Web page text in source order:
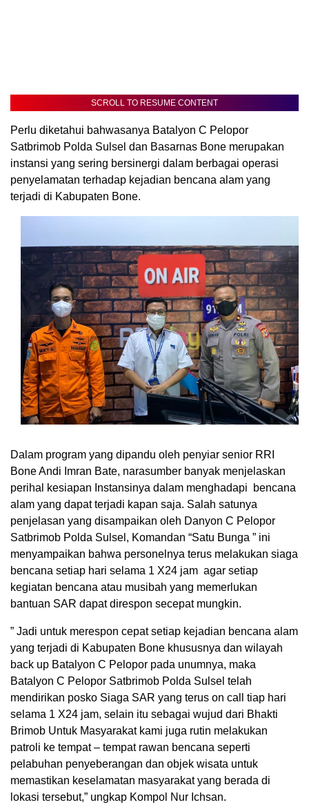
SCROLL TO RESUME CONTENT
Perlu diketahui bahwasanya Batalyon C Pelopor
Satbrimob Polda Sulsel dan Basarnas Bone merupakan
instansi yang sering bersinergi dalam berbagai operasi
penyelamatan terhadap kejadian bencana alam yang
terjadi di Kabupaten Bone.
Dalam program yang dipandu oleh penyiar senior RRI
Bone Andi Imran Bate, narasumber banyak menjelaskan
perihal kesiapan Instansinya dalam menghadapi bencana
alam yang dapat terjadi kapan saja. Salah satunya
penjelasan yang disampaikan oleh Danyon C Pelopor
Satbrimob Polda Sulsel, Komandan “Satu Bunga ” ini
menyampaikan bahwa personelnya terus melakukan siaga
bencana setiap hari selama 1 X24 jam agar setiap
kegiatan bencana atau musibah yang memerlukan
bantuan SAR dapat direspon secepat mungkin.
” Jadi untuk merespon cepat setiap kejadian bencana alam
yang terjadi di Kabupaten Bone khususnya dan wilayah
back up Batalyon C Pelopor pada unumnya, maka
Batalyon C Pelopor Satbrimob Polda Sulsel telah
mendirikan posko Siaga SAR yang terus on call tiap hari
selama 1 X24 jam, selain itu sebagai wujud dari Bhakti
Brimob Untuk Masyarakat kami juga rutin melakukan
patroli ke tempat – tempat rawan bencana seperti
pelabuhan penyeberangan dan objek wisata untuk
memastikan keselamatan masyarakat yang berada di
lokasi tersebut,” ungkap Kompol Nur Ichsan.